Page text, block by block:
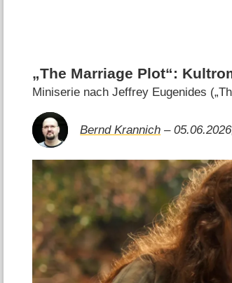
„The Marriage Plot“:
Miniserie nach Jeffrey Eugenides
Bernd Krannich –